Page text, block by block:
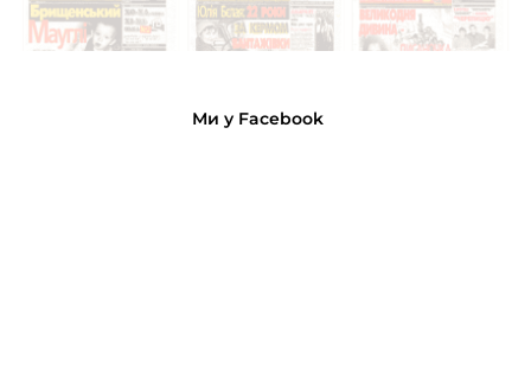
Ми у Facebook